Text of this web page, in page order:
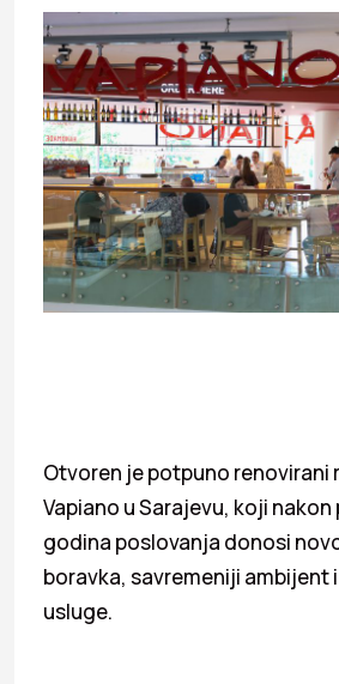
Otvoren je potpuno renovirani
Vapiano u Sarajevu, koji
godina poslovanja donosi
boravka, savremeniji ambijent
usluge.